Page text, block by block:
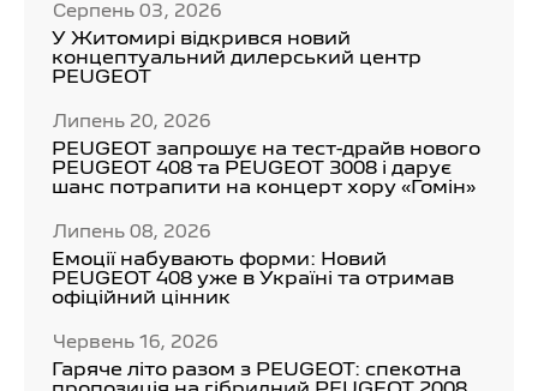
Серпень 03, 2026
У Житомирі відкрився новий
концептуальний дилерський центр
PEUGEOT
Липень 20, 2026
PEUGEOT запрошує на тест-драйв нового
PEUGEOT 408 та PEUGEOT 3008 і дарує
шанс потрапити на концерт хору «Гомін»
Липень 08, 2026
Емоції набувають форми: Новий
PEUGEOT 408 уже в Україні та отримав
офіційний цінник
Червень 16, 2026
Гаряче літо разом з PEUGEOT: спекотна